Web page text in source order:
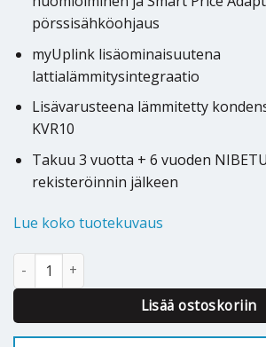
pörssisähköohjaus
myUplink lisäominaisuutena
lattialämmitysintegraatio
Lisävarusteena lämmitetty
KVR10
Takuu 3 vuotta + 6 vuoden
rekisteröinnin jälkeen
Lue koko tuotekuvaus
Ilmavesilämpöpumppu Nibe Polar S 8kW
Lisää ostoskoriin
Alternative: